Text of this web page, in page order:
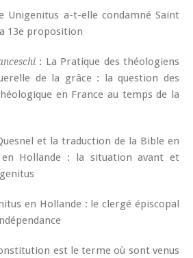
Unigenitus a-t-elle condamné Saint
13e proposition
: La Pratique des théologiens
de la grâce : la question des
en France au temps de la
et la traduction de la Bible en
en Hollande : la situation avant et
en Hollande : le clergé épiscopal
est le terme où sont venus